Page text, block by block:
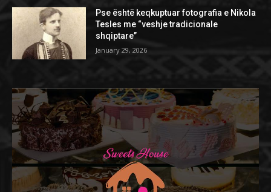
Pse është keqkuptuar fotografia e Nikola
Tesles me “veshje tradicionale
shqiptare”
January 29, 2026